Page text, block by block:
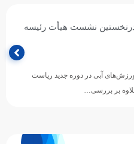
درنخستین نشست هیأت رئیسه
آبی در دوره جدید ریاست
بر بررسی…